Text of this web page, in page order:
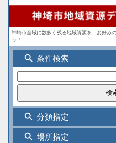
神埼市全域に数多く残る地域資源を、お好み
う！
search 条件検索
search 分類指定
search 場所指定